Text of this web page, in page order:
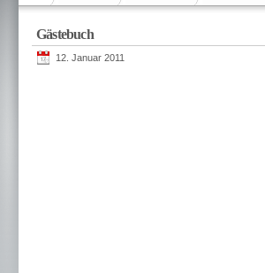
Gästebuch
12. Januar 2011